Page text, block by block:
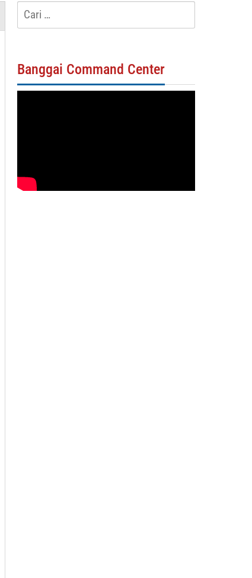
Cari
untuk:
Banggai Command Center